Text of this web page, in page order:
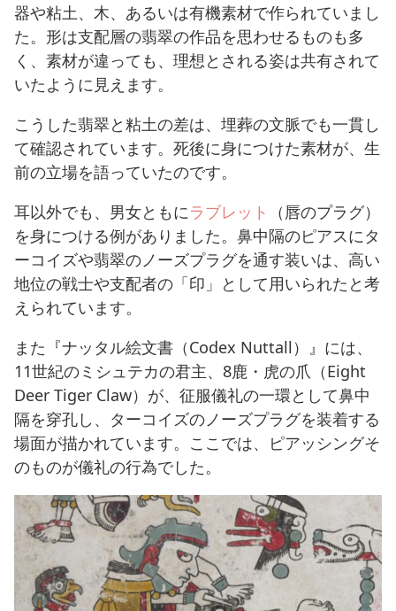
器や粘土、木、あるいは有機素材で作られていまし
た。形は支配層の翡翠の作品を思わせるものも多
く、素材が違っても、理想とされる姿は共有されて
いたように見えます。
こうした翡翠と粘土の差は、埋葬の文脈でも一貫し
て確認されています。死後に身につけた素材が、生
前の立場を語っていたのです。
耳以外でも、男女ともにラブレット
（唇のプラグ）
を身につける例がありました。鼻中隔のピアスにタ
ーコイズや翡翠のノーズプラグを通す装いは、高い
地位の戦士や支配者の「印」として用いられたと考
えられています。
また『ナッタル絵文書（Codex Nuttall）』には、
11世紀のミシュテカの君主、8鹿・虎の爪（Eight
Deer Tiger Claw）が、征服儀礼の一環として鼻中
隔を穿孔し、ターコイズのノーズプラグを装着する
場面が描かれています。ここでは、ピアッシングそ
のものが儀礼の行為でした。